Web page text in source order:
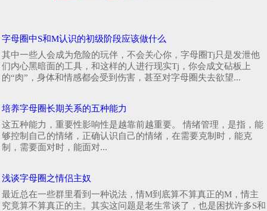
字母圈中S和M认识的初级阶段应该做什么
其中一些人会成为危险的玩伴，不会关心你，字母圈Tj只是发泄他
们内心黑暗面的工具，和这样的人进行现实Tj，你会成文砧板上
的“肉”，身体和情感都会受到伤害，甚至对字母圈失去欲望...
培养字母圈长期关系的五种能力
这五种能力，重要性影响性是越靠前越重要。 情绪管理，是指，能
够控制自己的情绪，正确认识自己的情绪，在需要克制时，能克
制，需要面对时，能面对...
浅谈字母圈之情侣主奴
最近总在一些群里看到一种说法，情M到底算不算真正的M，情主
究竟算不算真正的主。其实这问题是老生常谈了，也是困扰许多S和